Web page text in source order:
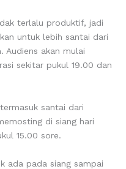
terlalu produktif, jadi
untuk lebih santai dari
Audiens akan mulai
sekitar pukul 19.00 dan
santai dari
di siang hari
15.00 sore.
ada pada siang sampai